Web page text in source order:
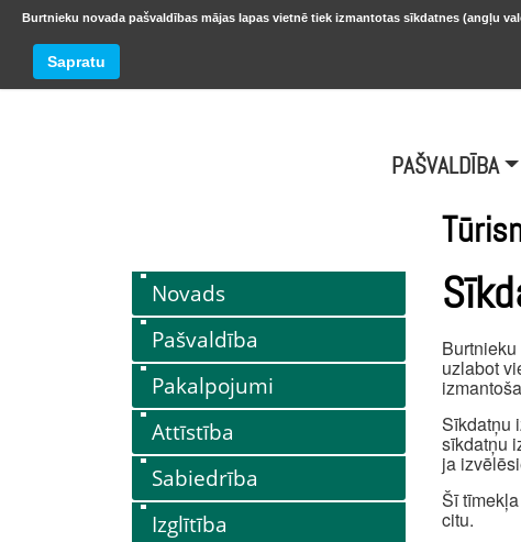
BURTNIEKU NOVADS
PAŠVALDĪBA
Novads
Pašvaldība
Pakalpojumi
Attīstība
Sabiedrība
Izglītība
uzlabot
Sīkdatņu
sīkdatņu
ja
Šī
citu.
Burtnieku novada pašvaldības mājas lapas vietnē tiek izmantotas sīkdatnes (angļu
Sapratu